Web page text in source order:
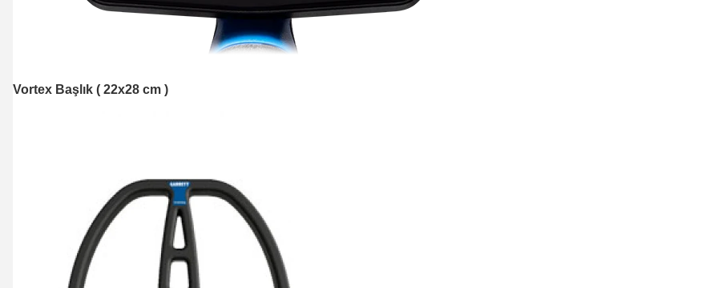
Vortex Başlık ( 22x28 cm )